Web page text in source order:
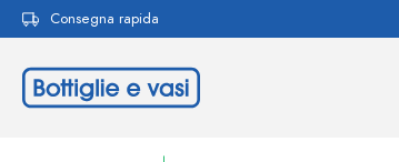
Passa alla navigazione principale
Consegna rapida